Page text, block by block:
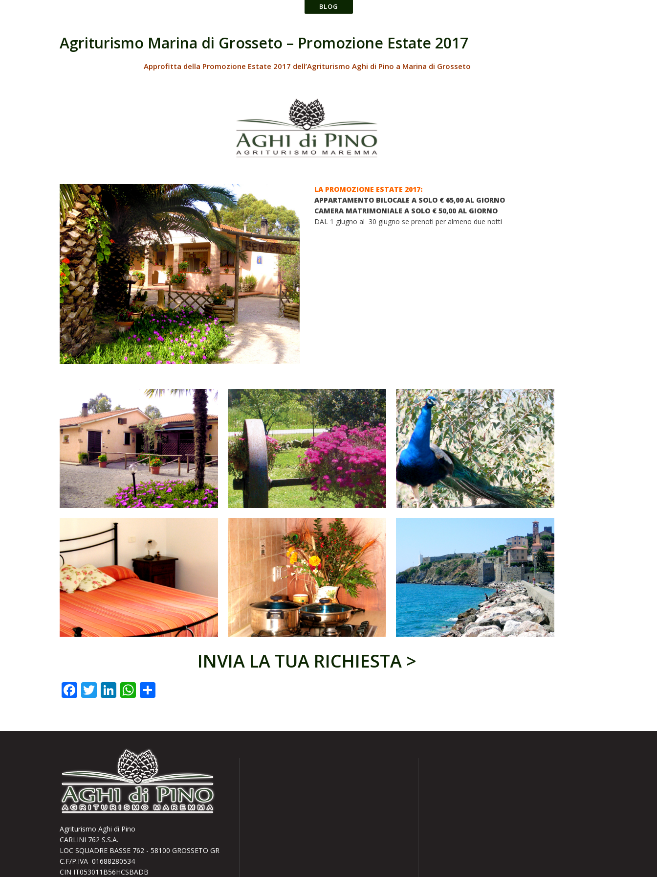
Agriturismo Marina di Grosseto – Promozione Estate 2017
Approfitta della Promozione Estate 2017 dell’Agriturismo Aghi di Pino a Marina di Grosseto
LA PROMOZIONE ESTATE 2017:
APPARTAMENTO BILOCALE A SOLO € 65,00 AL GIORNO
CAMERA MATRIMONIALE A SOLO € 50,00 AL GIORNO
DAL 1 giugno al 30 giugno se prenoti per almeno due notti
INVIA LA TUA RICHIESTA >
Facebook
Twitter
LinkedIn
WhatsApp
Agriturismo Aghi di Pino
CARLINI 762 S.S.A.
LOC SQUADRE BASSE 762 - 58100 GROSSETO GR
C.F/P.IVA 01688280534
CIN IT053011B56HCSBADB